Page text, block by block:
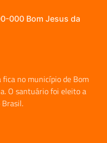
000 Bom Jesus da
fica no município de Bom
O santuário foi eleito a